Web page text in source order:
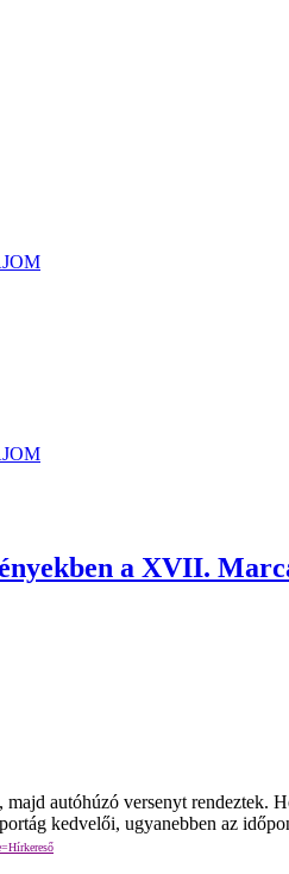
a XVII.
majd autóhúzó versenyt
kedvelői, ugyanebben az